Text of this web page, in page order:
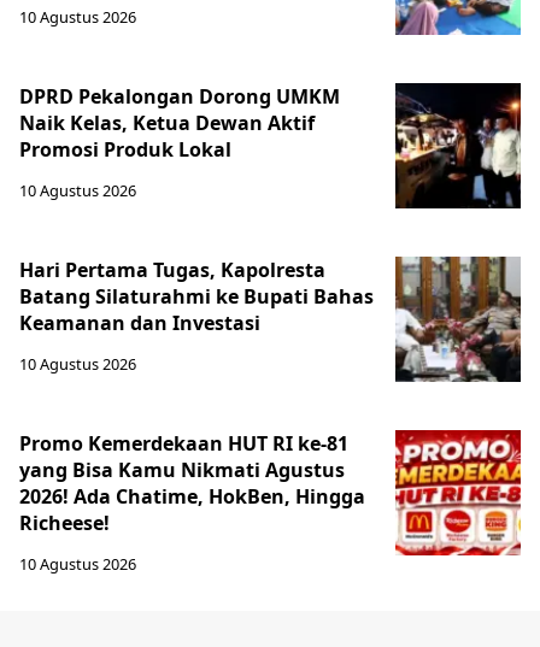
10 Agustus 2026
DPRD Pekalongan Dorong UMKM
Naik Kelas, Ketua Dewan Aktif
Promosi Produk Lokal
10 Agustus 2026
Hari Pertama Tugas, Kapolresta
Batang Silaturahmi ke Bupati Bahas
Keamanan dan Investasi
10 Agustus 2026
Promo Kemerdekaan HUT RI ke-81
yang Bisa Kamu Nikmati Agustus
2026! Ada Chatime, HokBen, Hingga
Richeese!
10 Agustus 2026